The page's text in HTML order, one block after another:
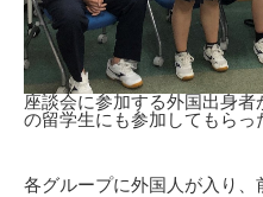
座談会に参加する外国出身
の留学生にも参加してもらっ
各グループに外国人が入り